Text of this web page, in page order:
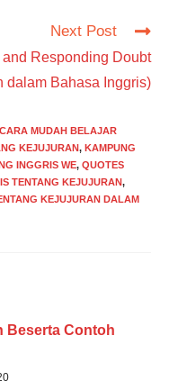
Next Post
Responding Doubt
dalam Bahasa Inggris)
CARA MUDAH BELAJAR
KEJUJURAN, KAMPUNG
INGGRIS WE, QUOTES
TENTANG KEJUJURAN,
KEJUJURAN DALAM
Beserta Contoh